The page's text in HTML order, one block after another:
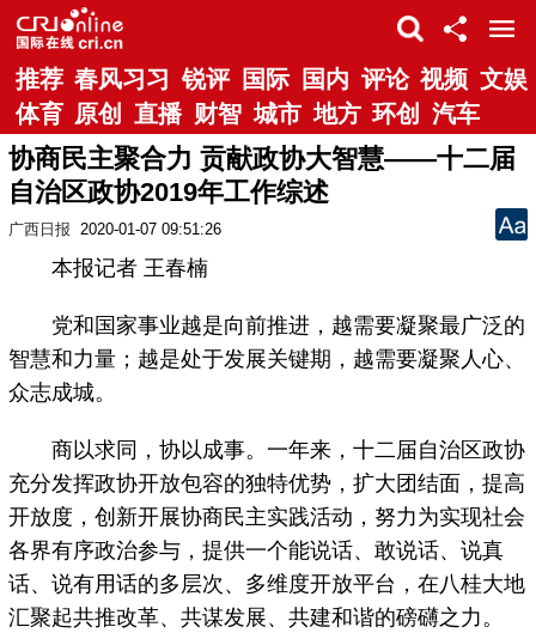
推荐 春风习习 锐评 国际 国内 评论 视频 文娱
体育 原创 直播 财智 城市 地方 环创 汽车
协商民主聚合力 贡献政协大智慧——十二届
自治区政协2019年工作综述
广西日报 2020-01-07 09:51:26
本报记者 王春楠
党和国家事业越是向前推进，越需要凝聚最广泛的
智慧和力量；越是处于发展关键期，越需要凝聚人心、
众志成城。
商以求同，协以成事。一年来，十二届自治区政协
充分发挥政协开放包容的独特优势，扩大团结面，提高
开放度，创新开展协商民主实践活动，努力为实现社会
各界有序政治参与，提供一个能说话、敢说话、说真
话、说有用话的多层次、多维度开放平台，在八桂大地
汇聚起共推改革、共谋发展、共建和谐的磅礴之力。